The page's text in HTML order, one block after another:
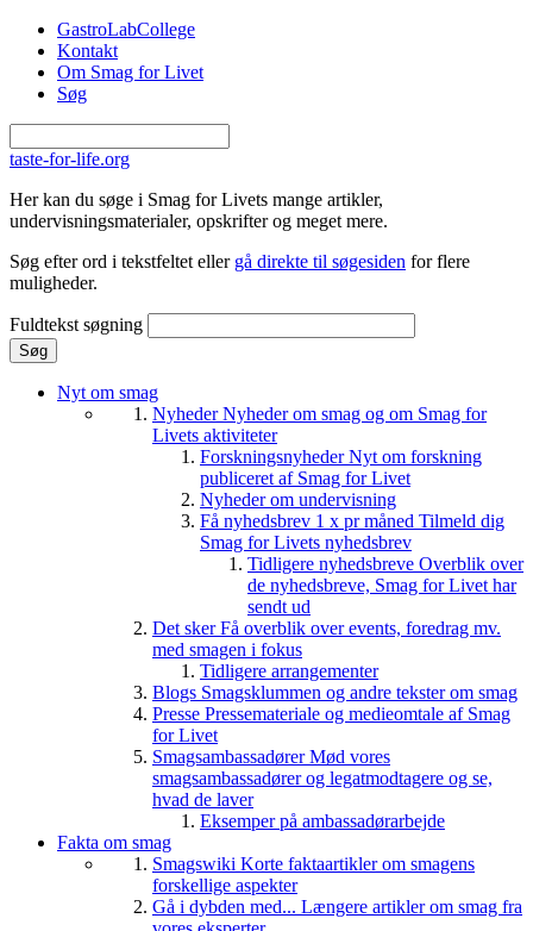
Gå til hovedindhold
GastroLabCollege
Kontakt
Om Smag for Livet
Søg
taste-for-life.org
Her kan du søge i Smag for Livets mange artikler,
undervisningsmaterialer, opskrifter og meget mere.
Søg efter ord i tekstfeltet eller gå direkte til søgesiden for flere
muligheder.
Fuldtekst søgning
Nyt om smag
NyhederNyheder om smag og om Smag for
Livets aktiviteter
ForskningsnyhederNyt om forskning
publiceret af Smag for Livet
Nyheder om undervisning
Få nyhedsbrev 1 x pr måned Tilmeld dig
Smag for Livets nyhedsbrev
Tidligere nyhedsbreve Overblik over
de nyhedsbreve, Smag for Livet har
sendt ud
Det skerFå overblik over events, foredrag mv.
med smagen i fokus
Tidligere arrangementer
Blogs Smagsklummen og andre tekster om smag
Presse Pressemateriale og medieomtale af Smag
for Livet
SmagsambassadørerMød vores
smagsambassadører og legatmodtagere og se,
hvad de laver
Eksemper på ambassadørarbejde
Fakta om smag
Smagswiki Korte faktaartikler om smagens
forskellige aspekter
Gå i dybden med... Længere artikler om smag fra